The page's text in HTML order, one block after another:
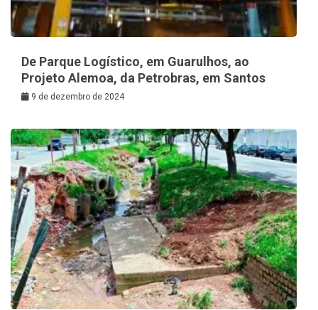
De Parque Logístico, em Guarulhos, ao
Projeto Alemoa, da Petrobras, em Santos
9 de dezembro de 2024